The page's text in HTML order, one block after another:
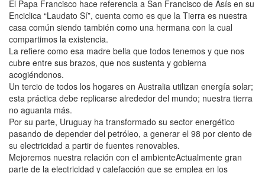
El Papa Francisco hace referencia a San Francisco de Asís en su
Enciclica “Laudato Sí”, cuenta como es que la Tierra es nuestra
casa común siendo también como una hermana con la cual
compartimos la existencia.
La refiere como esa madre bella que todos tenemos y que nos
cubre entre sus brazos, que nos sustenta y gobierna
acogiéndonos.
Un tercio de todos los hogares en Australia utilizan energía solar;
esta práctica debe replicarse alrededor del mundo; nuestra tierra
no aguanta más.
Por su parte, Uruguay ha transformado su sector energético
pasando de depender del petróleo, a generar el 98 por ciento de
su electricidad a partir de fuentes renovables.
Mejoremos nuestra relación con el ambienteActualmente gran
parte de la electricidad y calefacción que se emplea en los